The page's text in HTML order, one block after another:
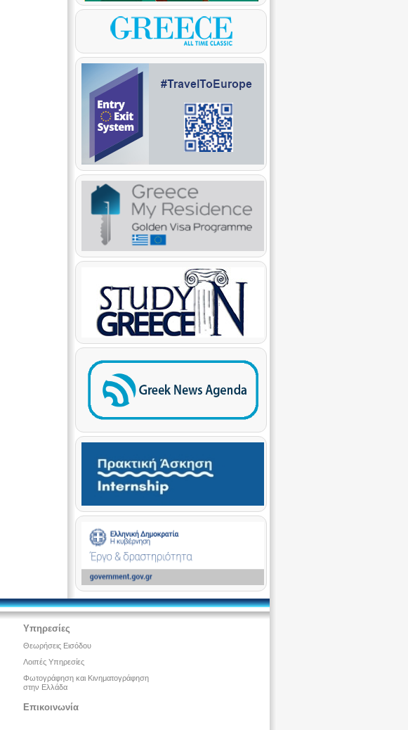
Υπηρεσίες
Θεωρήσεις Εισόδου
Λοιπές Υπηρεσίες
Φωτογράφηση και Κινηματογράφηση
στην Ελλάδα
Επικοινωνία